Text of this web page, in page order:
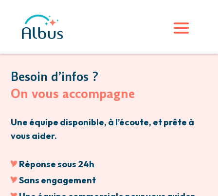
Besoin d’infos ?
On vous accompagne
Une équipe disponible, à l’écoute, et prête à
vous aider.
Réponse sous 24h
Sans engagement